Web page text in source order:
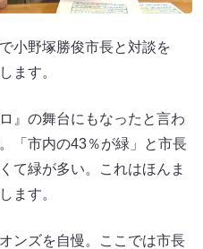
小野塚勝俊市長と対談を
ます。
』の舞台にもなったと言わ
「市内の43％が緑」と市長
て緑が多い。これはほんま
ます。
ンズを自慢。ここでは市長